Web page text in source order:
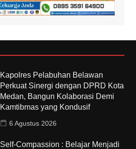
Kapolres Pelabuhan Belawan
Perkuat Sinergi dengan DPRD Kota
Medan, Bangun Kolaborasi Demi
Kamtibmas yang Kondusif
6 Agustus 2026
Self-Compassion : Belajar Menjadi